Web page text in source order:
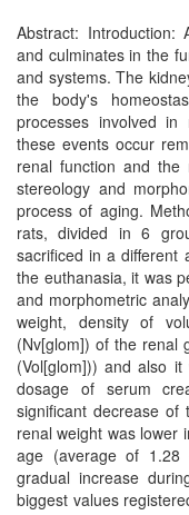
Abstract: Introduction:
and culminates in the
and systems. The
the body's
processes involved
these events occur
renal function and the
stereology and
process of aging.
rats, divided in 6
sacrificed in a
the euthanasia, it was
and morphometric
weight, density of
(Nv[glom]) of the renal
(Vol[glom])) and also
dosage of serum
significant decrease
renal weight was lower
age (average of 1.28
gradual increase
biggest values